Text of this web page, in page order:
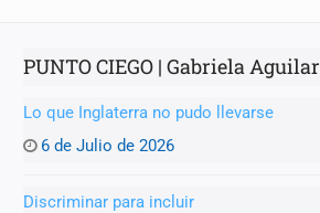
PUNTO CIEGO | Gabriela Aguilar
Lo que Inglaterra no pudo llevarse
6 de Julio de 2026
Discriminar para incluir